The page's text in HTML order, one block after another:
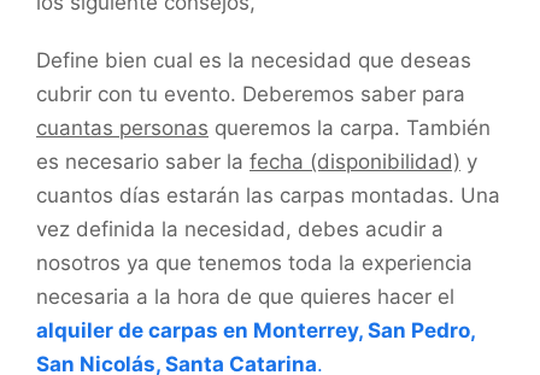
Define bien cual es la necesidad que deseas
cubrir con tu evento. Deberemos saber para
cuantas personas queremos la carpa. También
es necesario saber la fecha (disponibilidad) y
cuantos días estarán las carpas montadas. Una
vez definida la necesidad, debes acudir a
nosotros ya que tenemos toda la experiencia
necesaria a la hora de que quieres hacer el
alquiler de carpas en Monterrey, San Pedro,
San Nicolás, Santa Catarina.